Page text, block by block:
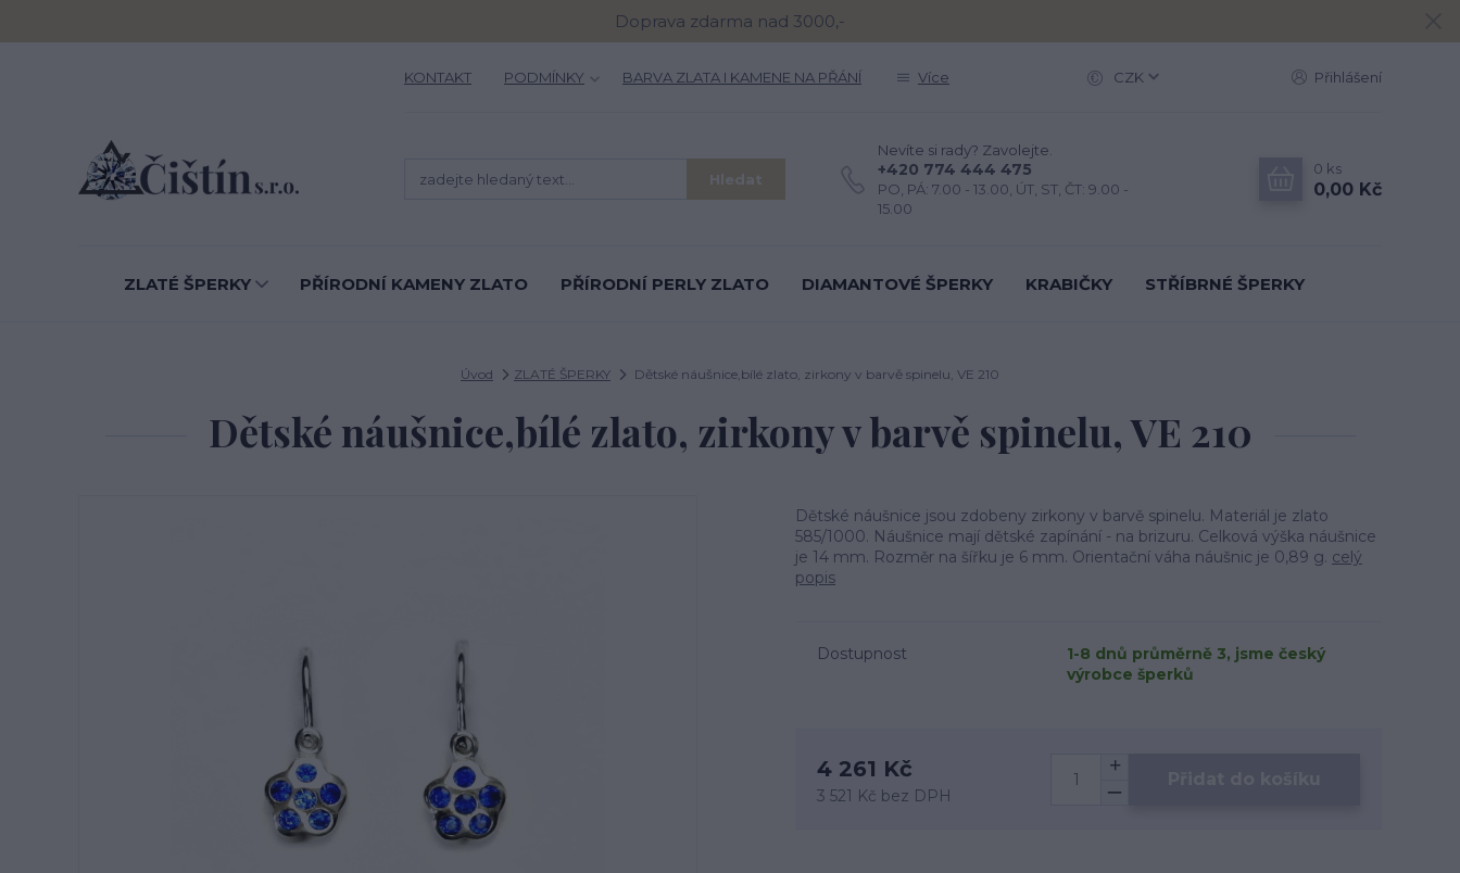
Doprava zdarma nad 3000,-
KONTAKT PODMÍNKY BARVA ZLATA I KAMENE NA PŘÁNÍ Více CZK Přihlášení
Hledat
Nevíte si rady? Zavolejte.
+420 774 444 475
PO, PÁ: 7.00 - 13.00, ÚT, ST, ČT: 9.00 -
15.00
0 ks
0,00 Kč
ZLATÉ ŠPERKY PŘÍRODNÍ KAMENY ZLATO PŘÍRODNÍ PERLY ZLATO DIAMANTOVÉ ŠPERKY KRABIČKY STŘÍBRNÉ ŠPERKY
Úvod ZLATÉ ŠPERKY Dětské náušnice,bílé zlato, zirkony v barvě spinelu, VE 210
Dětské náušnice,bílé zlato, zirkony v barvě spinelu, VE 210
Dětské náušnice jsou zdobeny zirkony v barvě spinelu. Materiál je zlato
585/1000. Náušnice mají dětské zapínání - na brizuru. Celková výška náušnice
je 14 mm. Rozměr na šířku je 6 mm. Orientační váha náušnic je 0,89 g. celý
popis
Dostupnost
1-8 dnů průměrně 3, jsme český
výrobce šperků
4 261 Kč
3 521 Kč bez DPH